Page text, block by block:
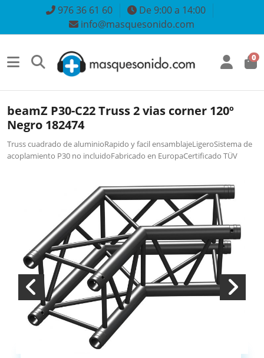
976 36 61 60
De 9:00 a 14:00
info@masquesonido.com
0
beamZ P30-C22 Truss 2 vias corner 120º
Negro 182474
Truss cuadrado de aluminioRapido y facil ensamblajeLigeroSistema de
acoplamiento P30 no incluidoFabricado en EuropaCertificado TÜV